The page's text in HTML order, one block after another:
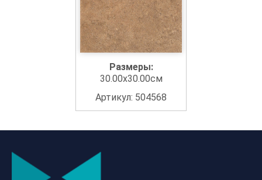
Размеры:
30.00x30.00см
Артикул: 504568